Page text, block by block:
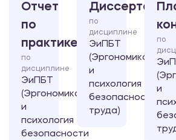
Отчет
по
практике
по
дисциплине
ЭиПБТ
(Эргономика
и
психология
безопасности
Диссертация
по
дисциплине
ЭиПБТ
(Эргономика
и
психология
безопасности
труда)
по
и